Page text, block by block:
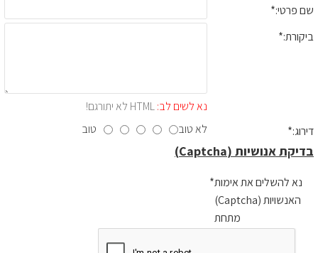
שם פרטי:
ביקורת:
נא לשים לב:
דירוג:
לא טוב טוב
בדיקת אנושיות (Captcha)
נא להשלים את אימות
האנשויות (Captcha)
מתחת